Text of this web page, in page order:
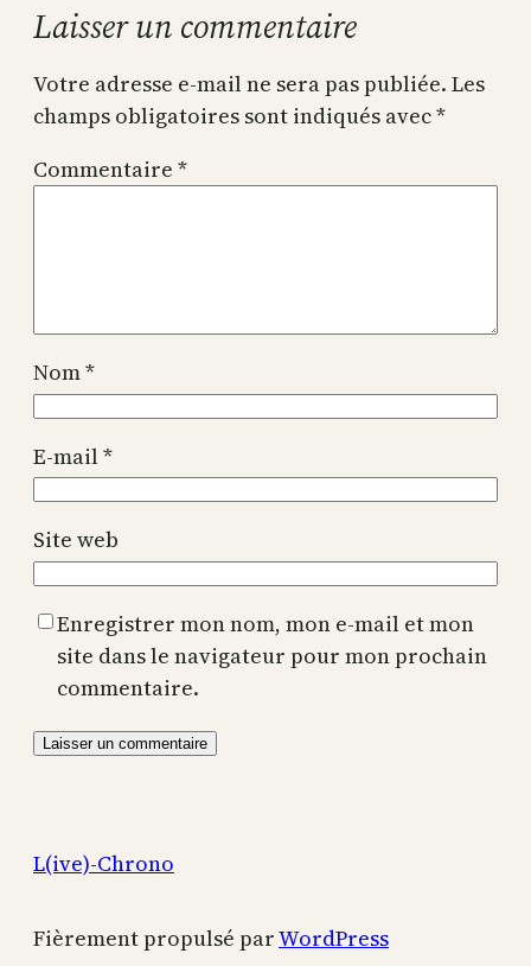
Laisser un commentaire
Votre adresse e-mail ne sera pas publiée. Les
champs obligatoires sont indiqués avec*
Commentaire *
Nom*
E-mail*
Site web
Enregistrer mon nom, mon e-mail et mon
site dans le navigateur pour mon prochain
commentaire.
L(ive)-Chrono
Fièrement propulsé parWordPress